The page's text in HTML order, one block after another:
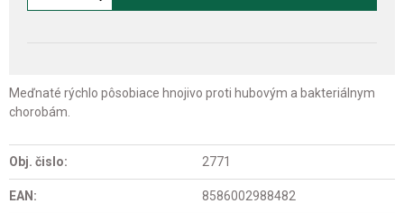
Meďnaté rýchlo pôsobiace hnojivo proti hubovým a bakteriálnym
chorobám.
Obj. čislo: 2771
EAN: 8586002988482